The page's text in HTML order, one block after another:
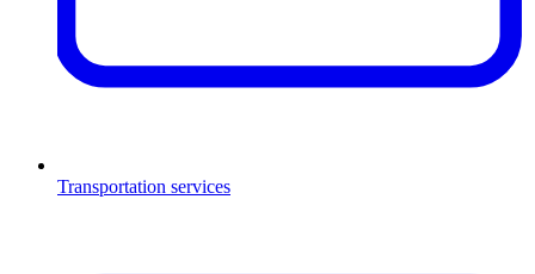
Transportation services